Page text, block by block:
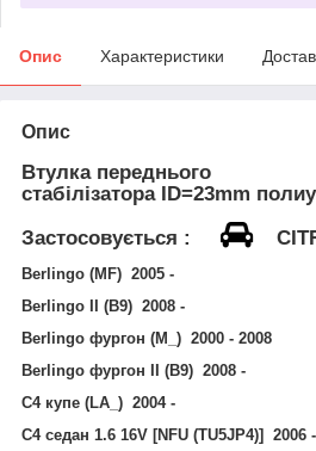
Опис Характеристики
Опис
Втулка переднього
стабілізатораID=23mm
Застосовується :
Berlingo (MF) 2005 -
Berlingo II (B9) 2008 -
Berlingo фургон (M_) 2000 - 2008
Berlingo фургон II (B9) 2008 -
C4 купе (LA_) 2004 -
C4 седан 1.6 16V [NFU (TU5JP4)] 2006 -